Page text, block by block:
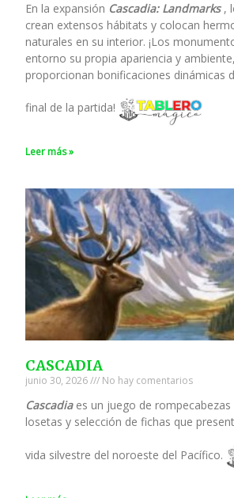
En la expansión Cascadia: Landmarks,
crean extensos hábitats y colocan
naturales en su interior. ¡Los
entorno su propia apariencia y
proporcionan bonificaciones dinámicas
final de la partida!
Leer más »
CASCADIA
junio 30, 2026 No hay comentarios
Cascadiaes un juego de rompecabezas
losetas y selección de fichas que
vida silvestre del noroeste del Pacífico.